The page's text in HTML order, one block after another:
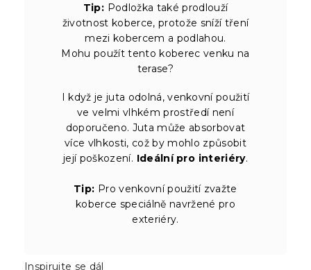
Tip: Podložka také prodlouží
životnost koberce, protože sníží tření
mezi kobercem a podlahou.
Mohu použít tento koberec venku na
terase?
I když je juta odolná, venkovní použití
ve velmi vlhkém prostředí není
doporučeno. Juta může absorbovat
více vlhkosti, což by mohlo způsobit
její poškození. Ideální pro interiéry.
Tip: Pro venkovní použití zvažte
koberce speciálně navržené pro
exteriéry.
Inspirujte se dál